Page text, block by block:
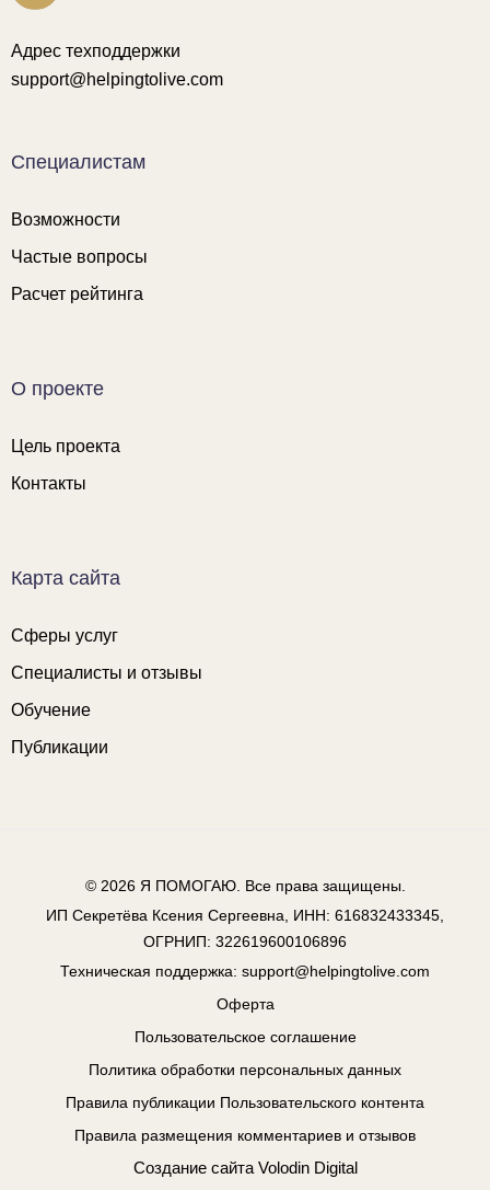
Адрес техподдержки
support@helpingtolive.com
Специалистам
Возможности
Частые вопросы
Расчет рейтинга
О проекте
Цель проекта
Контакты
Карта сайта
Сферы услуг
Специалисты и отзывы
Обучение
Публикации
© 2026 Я ПОМОГАЮ. Все права защищены.
ИП Секретёва Ксения Сергеевна, ИНН: 616832433345,
ОГРНИП: 322619600106896
Техническая поддержка: support@helpingtolive.com
Оферта
Пользовательское соглашение
Политика обработки персональных данных
Правила публикации Пользовательского контента
Правила размещения комментариев и отзывов
Создание сайта Volodin Digital